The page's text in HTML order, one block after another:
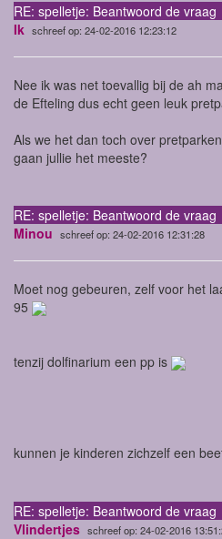
RE: spelletje: Beantwoord de vraag
Ik schreef op: 24-02-2016 12:23:12
Nee ik was net toevallig bij de ah
de Efteling dus echt geen leuk
Als we het dan toch over
gaan jullie het meeste?
RE: spelletje: Beantwoord de vraag
Minou schreef op: 24-02-2016 12:31:28
Moet nog gebeuren, zelf voor het
95
tenzij dolfinarium een pp is
kunnen je kinderen zichzelf een
RE: spelletje: Beantwoord de vraag
Vlindertjes schreef op: 24-02-2016